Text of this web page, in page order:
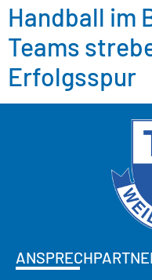
Handball im
Teams
Erfolgsspur